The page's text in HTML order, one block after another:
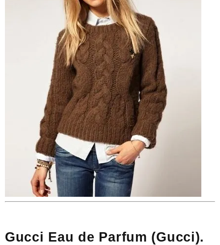
Gucci Eau de Parfum (Gucci).